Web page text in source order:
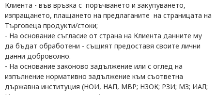
Клиента - във връзка с поръчването и закупуването,
изпращането, плащането на предлаганите на страницата на
Търговеца продукти/стоки;
- На основание съгласие от страна на Клиента данните му
да бъдат обработени - същият предоставя своите лични
данни доброволно.
- На основание законово задължение или с оглед на
изпълнение нормативно задължение към съответна
държавна институция (НОИ, НАП, МВР; НЗОК; РЗИ; МЗ; ИАЛ;